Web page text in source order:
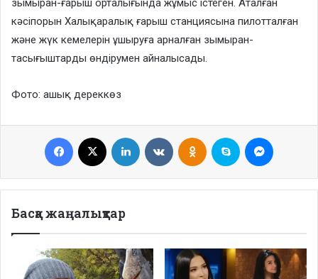
кәсіпорын Халықаралық ғарыш станциясына пилотталған
және жүк кемелерін ұшыруға арналған зымыран-
тасығыштарды өндірумен айналысады.
Фото: ашық дереккөз
Facebook LinkedIn VKontakteOdnoklassniki
Skype
Басқа жаңалықтар